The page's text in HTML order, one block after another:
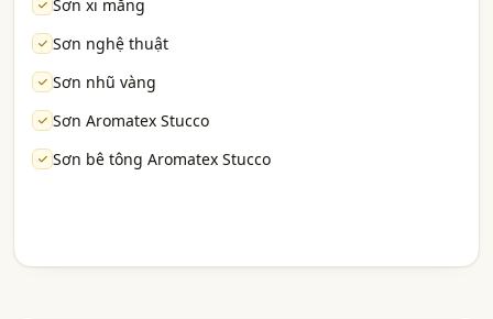
Sơn xi măng
Sơn nghệ thuật
Sơn nhũ vàng
Sơn Aromatex Stucco
Sơn bê tông Aromatex Stucco